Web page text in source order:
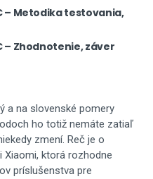
– Metodika testovania,
– Zhodnotenie, záver
a na slovenské pomery
ho totiž nemáte zatiaľ
zmení. Reč je o
ktorá rozhodne
príslušenstva pre